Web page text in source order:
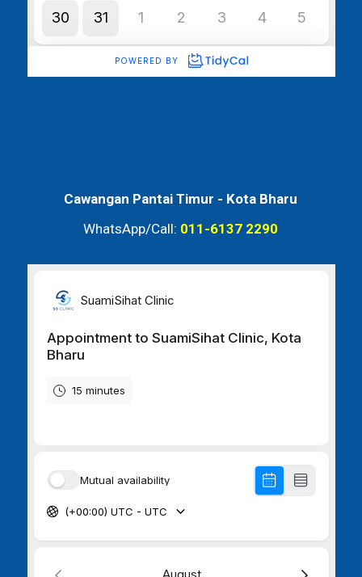
Cawangan Pantai Timur - Kota Bharu
WhatsApp/Call: 011-6137 2290